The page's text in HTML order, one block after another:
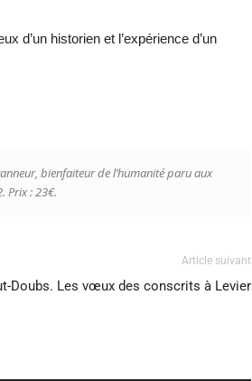
d’un historien et l’expérience d’un
bienfaiteur de l’humanitéparu aux
Prix : 23€.
Article suivant
Doubs. Les vœux des conscrits à Levier